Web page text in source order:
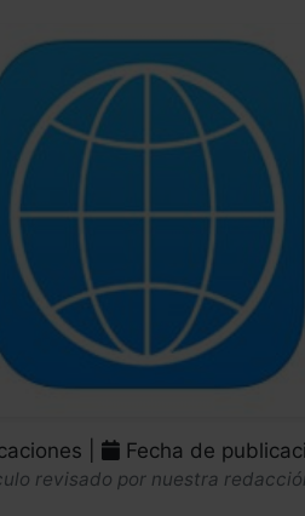
| Fecha de
revisado por nuestra